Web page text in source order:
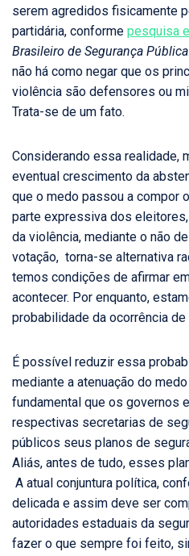
serem agredidos fisicamente
partidária, conforme pesquisa
Brasileiro de Segurança Pública
não há como negar que os
violência são defensores ou
Trata-se de um fato.
Considerando essa realidade,
eventual crescimento da
que o medo passou a compor
parte expressiva dos
da violência, mediante o não
votação, torna-se alternativa
temos condições de afirmar
acontecer. Por enquanto,
probabilidade da ocorrência
É possível reduzir essa
mediante a atenuação do
fundamental que os governos
respectivas secretarias de
públicos seus planos de
Aliás, antes de tudo, esses
A atual conjuntura política,
delicada e assim deve ser
autoridades estaduais da
fazer o que sempre foi feito,